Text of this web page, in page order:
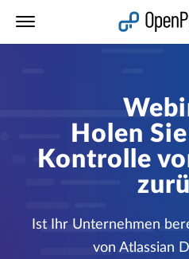
Holen
Kontrolle
Ist Ihr Unternehmen
von Atlassian
Link in neuem Tab öffnen